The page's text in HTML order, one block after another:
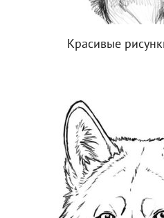
Красивые